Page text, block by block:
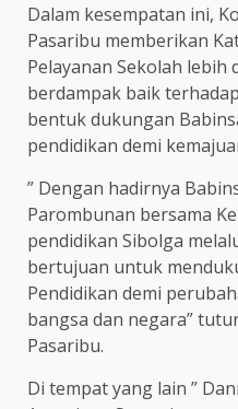
Dalam kesempatan ini,
Pasaribu memberikan
Pelayanan Sekolah lebih
berdampak baik
bentuk dukungan
pendidikan demi
” Dengan hadirnya
Parombunan bersama
pendidikan Sibolga
bertujuan untuk
Pendidikan demi
bangsa dan negara”
Pasaribu.
Di tempat yang lain ”